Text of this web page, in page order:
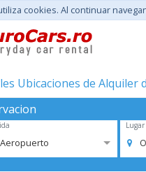
cookies. Al continuar
Ubicaciones de Alquiler